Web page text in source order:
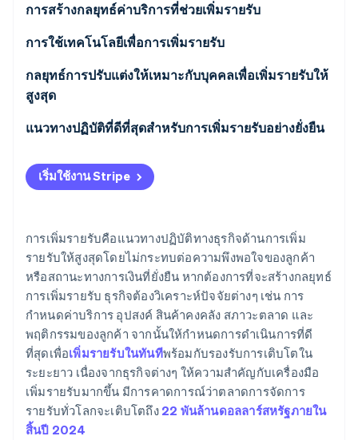
Stripe Sessions 2026
ดูว่า Stripe กำลังสร้างโครงสร้างพื้นฐานระบบเศรษฐกิจสำหรับ
AI อย่างไร
รับชมเลย
การสร้างกลยุทธ์ค่าบริการที่ช่วยเพิ่มรายรับ
การใช้เทคโนโลยีเพื่อการเพิ่มรายรับ
กลยุทธ์การปรับแต่งให้เหมาะกับบุคคลเพื่อเพิ่มรายรับให้
สูงสุด
แนวทางปฏิบัติที่ดีที่สุดสําหรับการเพิ่มรายรับอย่างยั่งยืน
เริ่มใช้งาน Stripe
การเพิ่มรายรับคือแนวทางปฏิบัติทางธุรกิจด้านการเพิ่ม
รายรับให้สูงสุดโดยไม่กระทบต่อความพึงพอใจของลูกค้า
หรือสถานะทางการเงินที่ยั่งยืน หากต้องการที่จะสร้างกลยุทธ์
การเพิ่มรายรับ ธุรกิจต้องวิเคราะห์ปัจจัยต่างๆ เช่น การ
กำหนดค่าบริการ อุปสงค์ สินค้าคงคลัง สภาวะตลาด และ
พฤติกรรมของลูกค้า จากนั้นให้กำหนดการดำเนินการที่ดี
ที่สุดเพื่อเพิ่มรายรับในทันทีพร้อมกับรองรับการเติบโตใน
ระยะยาว เนื่องจากธุรกิจต่างๆ ให้ความสำคัญกับเครื่องมือ
เพิ่มรายรับมากขึ้น มีการคาดการณ์ว่าตลาดการจัดการ
รายรับทั่วโลกจะเติบโตถึง 22 พันล้านดอลลาร์สหรัฐภายใน
สิ้นปี 2024